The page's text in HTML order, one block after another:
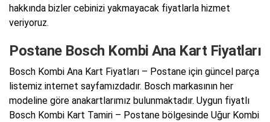
hakkında bizler cebinizi yakmayacak fiyatlarla hizmet
veriyoruz.
Postane Bosch Kombi Ana Kart Fiyatları
Bosch Kombi Ana Kart Fiyatları – Postane için güncel parça
listemiz internet sayfamızdadır. Bosch markasının her
modeline göre anakartlarımız bulunmaktadır. Uygun fiyatlı
Bosch Kombi Kart Tamiri – Postane bölgesinde Uğur Kombi